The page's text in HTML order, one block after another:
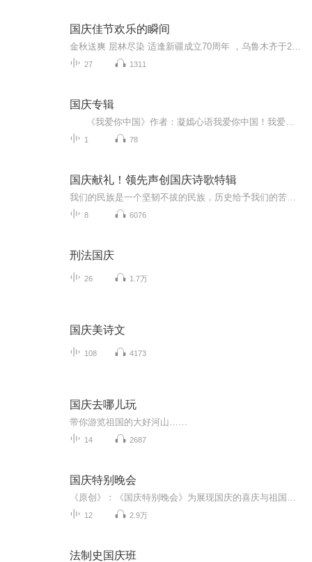
国庆佳节欢乐的瞬间
27 1311
国庆专辑
1 78
国庆献礼！领先声创国庆诗歌特辑
8 6076
刑法国庆
26 1.7万
国庆美诗文
108 4173
国庆去哪儿玩
带你游览祖国的大好河山……
14 2687
国庆特别晚会
12 2.9万
法制史国庆班